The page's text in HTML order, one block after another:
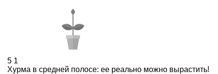
5 1
Хурма в средней полосе: ее реально можно вырастить!